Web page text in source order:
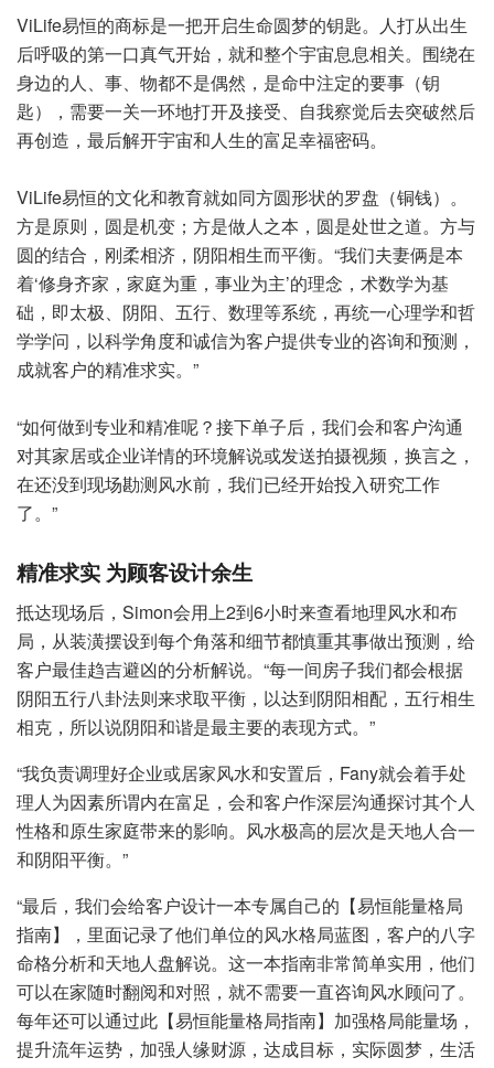
ViLife易恒的商标是一把开启生命圆梦的钥匙。人打从出生
后呼吸的第一口真气开始，就和整个宇宙息息相关。围绕在
身边的人、事、物都不是偶然，是命中注定的要事（钥
匙），需要一关一环地打开及接受、自我察觉后去突破然后
再创造，最后解开宇宙和人生的富足幸福密码。
ViLife易恒的文化和教育就如同方圆形状的罗盘（铜钱）。
方是原则，圆是机变；方是做人之本，圆是处世之道。方与
圆的结合，刚柔相济，阴阳相生而平衡。“我们夫妻俩是本
着‘修身齐家，家庭为重，事业为主’的理念，术数学为基
础，即太极、阴阳、五行、数理等系统，再统一心理学和哲
学学问，以科学角度和诚信为客户提供专业的咨询和预测，
成就客户的精准求实。”
“如何做到专业和精准呢？接下单子后，我们会和客户沟通
对其家居或企业详情的环境解说或发送拍摄视频，换言之，
在还没到现场勘测风水前，我们已经开始投入研究工作
了。”
精准求实 为顾客设计余生
抵达现场后，Simon会用上2到6小时来查看地理风水和布
局，从装潢摆设到每个角落和细节都慎重其事做出预测，给
客户最佳趋吉避凶的分析解说。“每一间房子我们都会根据
阴阳五行八卦法则来求取平衡，以达到阴阳相配，五行相生
相克，所以说阴阳和谐是最主要的表现方式。”
“我负责调理好企业或居家风水和安置后，Fany就会着手处
理人为因素所谓内在富足，会和客户作深层沟通探讨其个人
性格和原生家庭带来的影响。风水极高的层次是天地人合一
和阴阳平衡。”
“最后，我们会给客户设计一本专属自己的【易恒能量格局
指南】，里面记录了他们单位的风水格局蓝图，客户的八字
命格分析和天地人盘解说。这一本指南非常简单实用，他们
可以在家随时翻阅和对照，就不需要一直咨询风水顾问了。
每年还可以通过此【易恒能量格局指南】加强格局能量场，
提升流年运势，加强人缘财源，达成目标，实际圆梦，生活